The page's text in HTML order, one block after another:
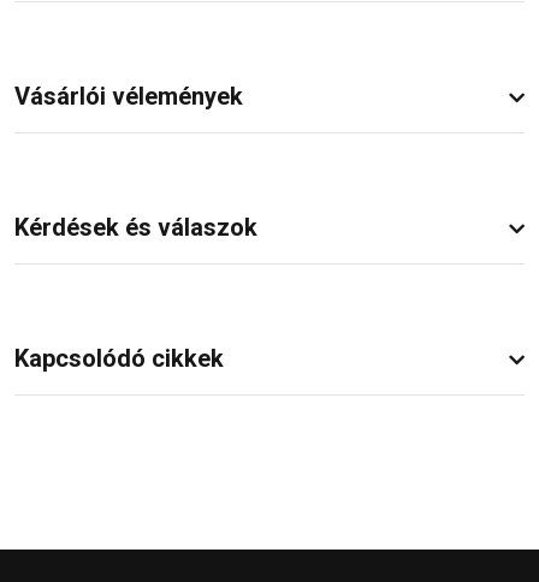
Vásárlói vélemények
Kérdések és válaszok
Kapcsolódó cikkek